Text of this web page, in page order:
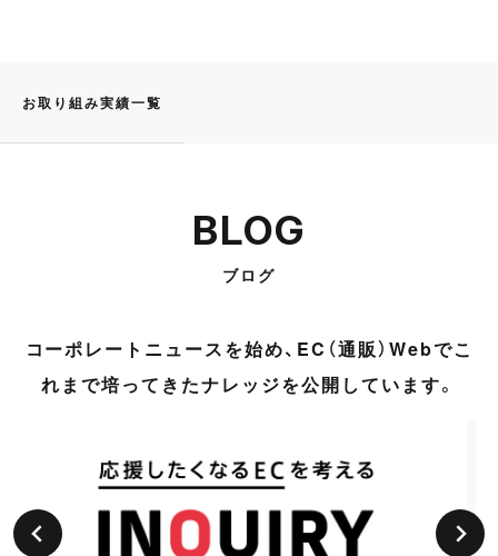
お取り組み実績一覧
BLOG
ブログ
コーポレートニュースを始め、EC（通販）Webでこ
れまで培ってきたナレッジを公開しています。